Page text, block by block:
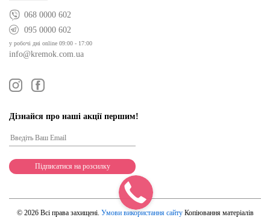
068 0000 602
095 0000 602
у робочі дні online 09:00 - 17:00
info@kremok.com.ua
Дізнайся про наші акції першим!
© 2026 Всі права захищені. Умови використання сайтуКопіювання матеріалів